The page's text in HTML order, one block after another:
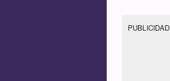
PUBLICIDAD